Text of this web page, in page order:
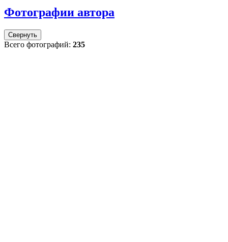
Фотографии автора
Свернуть
Всего фотографий: 235